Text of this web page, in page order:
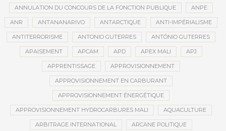
ANNULATION DU CONCOURS DE LA FONCTION PUBLIQUE ANPE
ANR ANTANANARIVO ANTARCTIQUE ANTI-IMPÉRIALISME
ANTITERRORISME ANTONIO GUTERRES ANTÓNIO GUTERRES
APAISEMENT APCAM APD APEX MALI APJ
APPRENTISSAGE APPROVISIONNEMENT
APPROVISIONNEMENT EN CARBURANT
APPROVISIONNEMENT ÉNERGÉTIQUE
APPROVISIONNEMENT HYDROCARBURES MALI AQUACULTURE
ARBITRAGE INTERNATIONAL ARCANE POLITIQUE